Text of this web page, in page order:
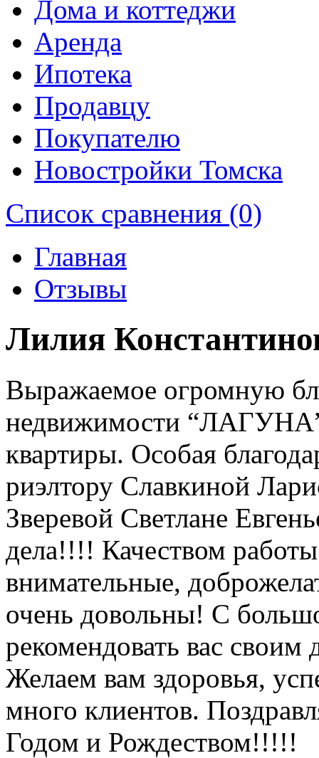
Дома и коттеджи
Аренда
Ипотека
Продавцу
Покупателю
Новостройки Томска
Список сравнения (0)
Главная
Отзывы
Лилия
Выражаемое огромную
недвижимости
квартиры. Особая
риэлтору Славкиной
Зверевой Светлане
дела!!!! Качеством
внимательные,
очень довольны! С
рекомендовать вас
Желаем вам здоровья,
много клиентов.
Годом и Рождеством!!!!!